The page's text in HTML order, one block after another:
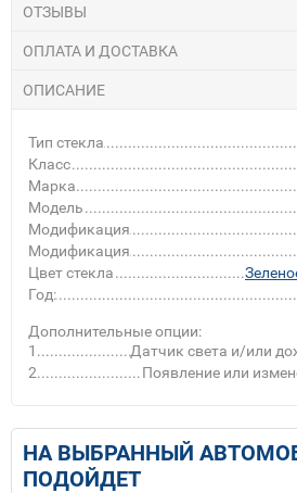
ОТЗЫВЫ
ОПЛАТА И ДОСТАВКА
ОПИСАНИЕ
Тип стекла
Класс
Марка
Модель
Модификация
Модификация
Цвет стекла
Год:
Дополнительные опции:
1
Датчик света и/или
2
Появление или
НА ВЫБРАННЫЙ
ПОДОЙДЕТ